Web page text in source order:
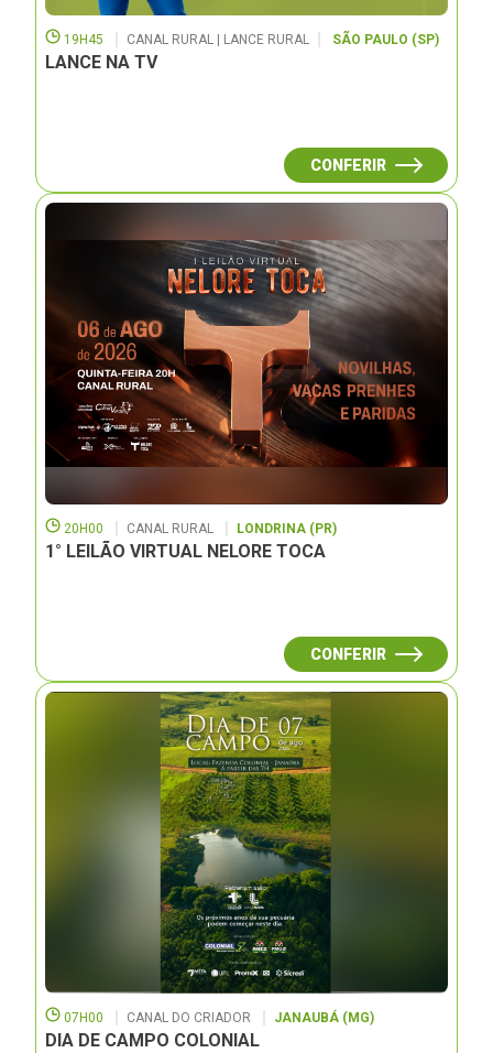
19H45 CANAL RURAL | LANCE RURAL SÃO PAULO (SP)
LANCE NA TV
CONFERIR
20H00 CANAL RURAL LONDRINA (PR)
1° LEILÃO VIRTUAL NELORE TOCA
CONFERIR
07H00 CANAL DO CRIADOR JANAUBÁ (MG)
DIA DE CAMPO COLONIAL